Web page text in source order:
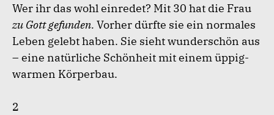
Wer ihr das wohl einredet? Mit 30 hat die Frau
zu Gott gefunden. Vorher dürfte sie ein normales
Leben gelebt haben. Sie sieht wunderschön aus
– eine natürliche Schönheit mit einem üppig-
warmen Körperbau.
2